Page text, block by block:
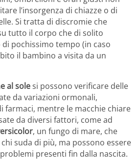
l’insorgenza di chiazze o di
Si tratta di discromie che
tutto il corpo che di solito
pochissimo tempo (in caso
il bambino a visita da un
al solesi possono verificare delle
da variazioni ormonali,
farmaci, mentre le macchie chiare
da diversi fattori, come ad
, un fungo di mare, che
suda di più, ma possono essere
presenti fin dalla nascita.